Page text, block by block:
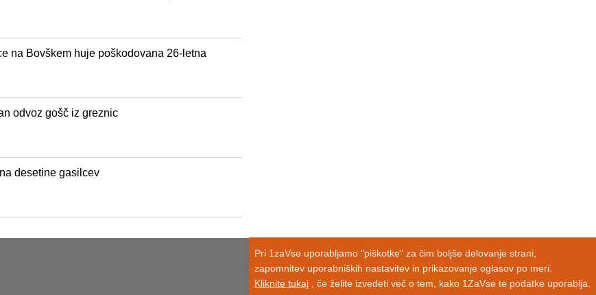
na Bovškem huje poškodovana 26-letna
odvoz gošč iz greznic
desetine gasilcev
Pri 1zaVse uporabljamo "piškotke" za čim boljše delovanje strani,
zapomnitev uporabniških nastavitev in prikazovanje oglasov po meri.
Kliknite tukaj , če želite izvedeti več o tem, kako 1ZaVse te podatke uporablja.